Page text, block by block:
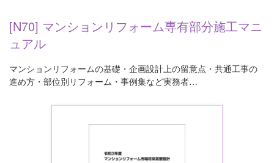
[N70] マンションリフォーム専有部分施工マニ
ュアル
マンションリフォームの基礎・企画設計上の留意点・共通工事の
進め方・部位別リフォーム・事例集など実務者…